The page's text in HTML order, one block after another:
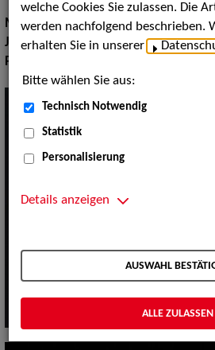
Musik:Jazz, Pop, Rock & Tanzmusik
Jazz:Standards und Swing, Oldtime
Pop Rock Tanzmusik:
welche Cookies Sie zulassen. Die
werden nachfolgend beschrieben.
erhalten Sie in unserer
Bitte wählen Sie aus:
Technisch Notwendig
Statistik
Personalisierung
Details anzeigen
AUSWAHL
ALLE ZULASSEN